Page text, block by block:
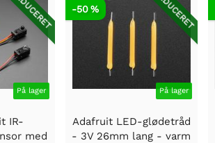
REDUCERET
På lager
IR-
med
REDUCERET
På lager
-50 %
Adafruit LED-glødetråd
- 3V 26mm lang - varm